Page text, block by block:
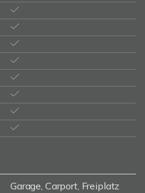
Garage, Carport, Freiplatz